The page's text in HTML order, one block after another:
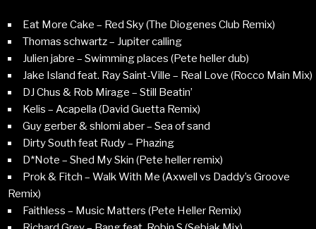
Eat More Cake – Red Sky (The Diogenes Club Remix)
Thomas schwartz – Jupiter calling
Julien jabre – Swimming places (Pete heller dub)
Jake Island feat. Ray Saint-Ville – Real Love (Rocco Main Mix)
DJ Chus & Rob Mirage – Still Beatin’
Kelis – Acapella (David Guetta Remix)
Guy gerber & shlomi aber – Sea of sand
Dirty South feat Rudy – Phazing
D*Note – Shed My Skin (Pete heller remix)
Prok & Fitch – Walk With Me (Axwell vs Daddy’s Groove
Remix)
Faithless – Music Matters (Pete Heller Remix)